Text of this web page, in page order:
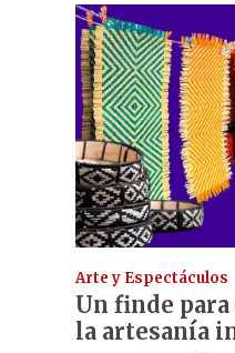
Arte y Espectáculos
Un finde
la artesanía